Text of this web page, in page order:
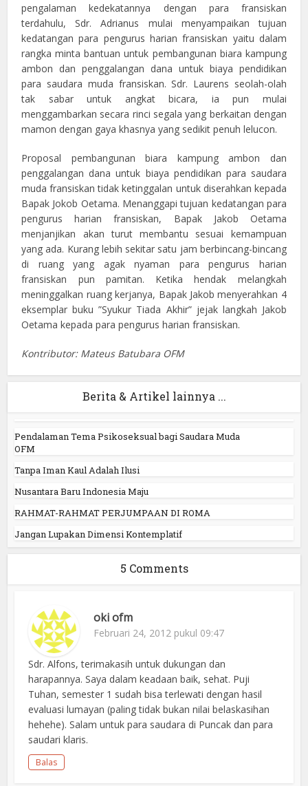
pengalaman kedekatannya dengan para fransiskan
terdahulu, Sdr. Adrianus mulai menyampaikan tujuan
kedatangan para pengurus harian fransiskan yaitu dalam
rangka minta bantuan untuk pembangunan biara kampung
ambon dan penggalangan dana untuk biaya pendidikan
para saudara muda fransiskan. Sdr. Laurens seolah-olah
tak sabar untuk angkat bicara, ia pun mulai
menggambarkan secara rinci segala yang berkaitan dengan
mamon dengan gaya khasnya yang sedikit penuh lelucon.
Proposal pembangunan biara kampung ambon dan
penggalangan dana untuk biaya pendidikan para saudara
muda fransiskan tidak ketinggalan untuk diserahkan kepada
Bapak Jokob Oetama. Menanggapi tujuan kedatangan para
pengurus harian fransiskan, Bapak Jakob Oetama
menjanjikan akan turut membantu sesuai kemampuan
yang ada. Kurang lebih sekitar satu jam berbincang-bincang
di ruang yang agak nyaman para pengurus harian
fransiskan pun pamitan. Ketika hendak melangkah
meninggalkan ruang kerjanya, Bapak Jakob menyerahkan 4
eksemplar buku ”Syukur Tiada Akhir” jejak langkah Jakob
Oetama kepada para pengurus harian fransiskan.
Kontributor: Mateus Batubara OFM
Berita & Artikel lainnya ...
Pendalaman Tema Psikoseksual bagi Saudara Muda
OFM
Tanpa Iman Kaul Adalah Ilusi
Nusantara Baru Indonesia Maju
RAHMAT-RAHMAT PERJUMPAAN DI ROMA
Jangan Lupakan Dimensi Kontemplatif
5 Comments
oki ofm
Februari 24, 2012 pukul 09:47
Sdr. Alfons, terimakasih untuk dukungan dan
harapannya. Saya dalam keadaan baik, sehat. Puji
Tuhan, semester 1 sudah bisa terlewati dengan hasil
evaluasi lumayan (paling tidak bukan nilai belaskasihan
hehehe). Salam untuk para saudara di Puncak dan para
saudari klaris.
Balas